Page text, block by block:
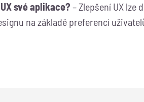
své aplikace? – Zlepšení UX
na základě preferencí